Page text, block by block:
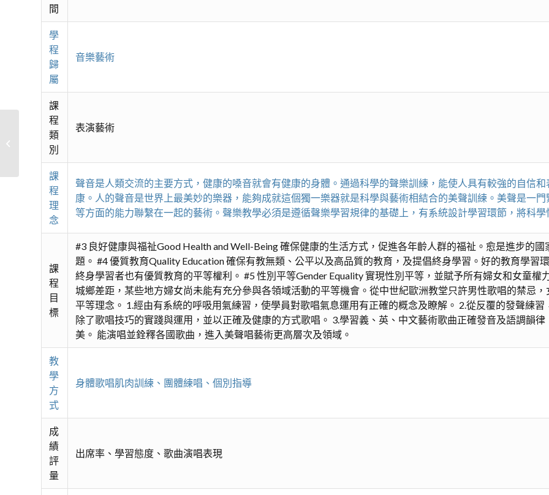
間
學
程
歸
屬
音樂藝術
課
程
類
別
表演藝術
課
程
理
念
聲音是人類交流的主要方式，健康的嗓音就會有健康的身體。通過科學的聲樂訓練，能使人具有較強的自信
康。人的聲音是世界上最美妙的樂器，能夠成就這個獨一樂器就是科學與藝術相結合的美聲訓練。美聲是一
等方面的能力聯繫在一起的藝術。聲樂教學必須是遵循聲樂學習規律的基礎上，有系統設計學習環節，將科
課
程
目
標
#3 良好健康與福祉Good Health and Well-Being 確保健康的生活方式，促進各年齡人群的福祉。愈是進步的
題。 #4 優質教育Quality Education 確保有教無類、公平以及高品質的教育，及提倡終身學習。好的教育學習
終身學習者也有優質教育的平等權利。 #5 性別平等Gender Equality 實現性別平等，並賦予所有婦女和女童
城鄉差距，某些地方婦女尚未能有充分參與各領域活動的平等機會。從中世紀歐洲教堂只許男性歌唱的禁忌
平等理念。 1.經由有系統的呼吸用氣練習，使學員對歌唱氣息運用有正確的概念及瞭解。 2.從反覆的發聲練
除了歌唱技巧的實踐與運用，並以正確及健康的方式歌唱。 3.學習義、英、中文藝術歌曲正確發音及語調韻
美。 能演唱並銓釋各國歌曲，進入美聲唱藝術更高層次及領域。
教
學
方
式
身體歌唱肌肉訓練、團體練唱、個別指導
成
績
評
量
出席率、學習態度、歌曲演唱表現
西洋金曲之聲